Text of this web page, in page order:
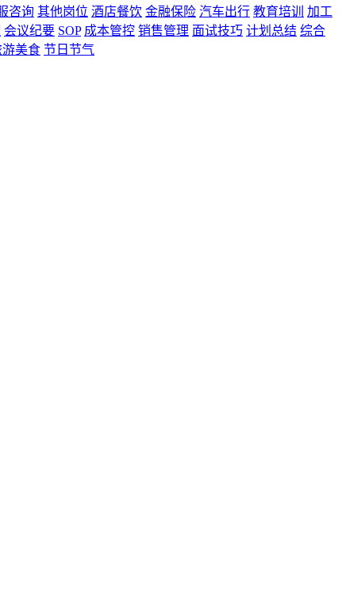
咨询 其他岗位 酒店餐饮 金融保险 汽车出行 教育培训
加工
会议纪要 SOP 成本管控 销售管理 面试技巧 计划总结 综合
游美食 节日节气